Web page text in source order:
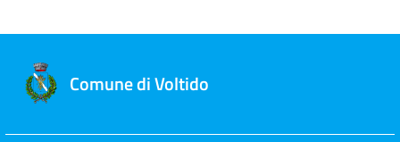
Comune di Voltido